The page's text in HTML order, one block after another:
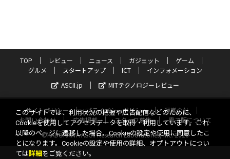
TOP レビュー ニュース ガジェット
ゲーム
グルメ
スタートアップ ICT
インフォメーション
ASCII.jp
MITテクノロジーレビュー
サイトポリシー プライバシーポリシー
運営会社
お問い合わせ
広告掲載 スタッフ募集
電子版について
©KADOKAWA ASCII Research Laboratories, Inc. 2026
このサイトでは、利用状況の把握や広告配信などのために、
Cookieを使用してアクセスデータを取得・利用しています。これ
以降のページに遷移した場合、Cookieの設定や使用に同意したこ
とになります。Cookieの設定や使用の詳細、オプトアウトについ
ては詳細 をご覧ください。